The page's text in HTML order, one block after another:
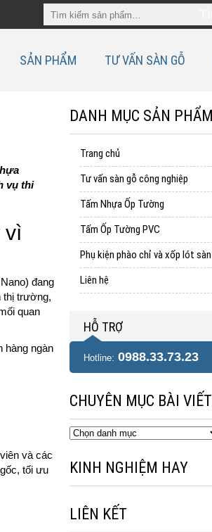
SẢN PHẨM TƯ VẤN SÀN GỖ
vụ thi
vì
đang
thị trường,
quan
hàng ngàn
và các
tối ưu
DANH MỤC SẢN PHẨM
Trang chủ
Tư vấn sàn gỗ công nghiệp
Tấm Nhựa Ốp Tường
Tấm Ốp Tường PVC
Phụ kiện phào chỉ và xốp lót sàn
Liên hệ
HỖ TRỢ
Hotline: 0988.33.73.23
CHUYÊN MỤC BÀI VIẾT
Chuyên
viết
KINH NGHIỆM HAY
LIÊN KẾT